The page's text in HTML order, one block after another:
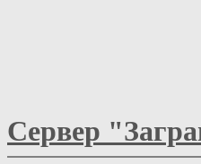
Сервер